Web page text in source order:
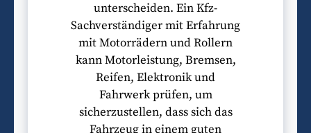
unterscheiden. Ein Kfz-
Sachverständiger mit Erfahrung
mit Motorrädern und Rollern
kann Motorleistung, Bremsen,
Reifen, Elektronik und
Fahrwerk prüfen, um
sicherzustellen, dass sich das
Fahrzeug in einem guten